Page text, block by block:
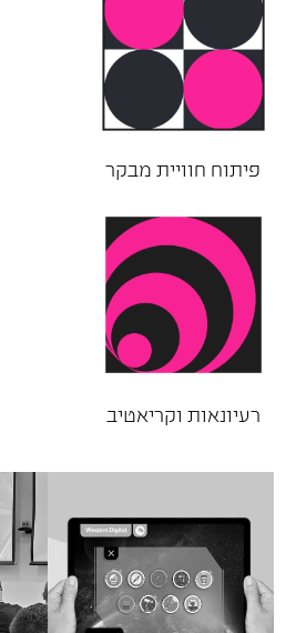
פיתוח חוויית מבקר
רעיונאות וקריאטיב